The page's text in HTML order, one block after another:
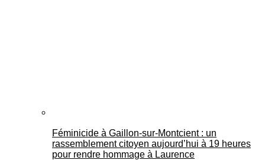
Féminicide à Gaillon‑sur‑Montcient : un
rassemblement citoyen aujourd’hui à 19 heures
pour rendre hommage à Laurence